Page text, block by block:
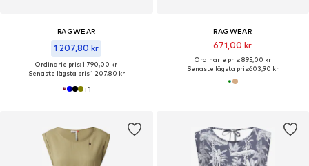
RAGWEAR
1 207,80 kr
Ordinarie pris: 1 790,00 kr
Senaste lägsta pris:1 207,80 kr
+1
RAGWEAR
671,00 kr
Ordinarie pris: 895,00 kr
Senaste lägsta pris:603,90 kr